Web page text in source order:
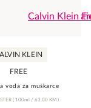
has
KLEIN
FREE
voda za muškarce
( 100ml / 63,00 KM